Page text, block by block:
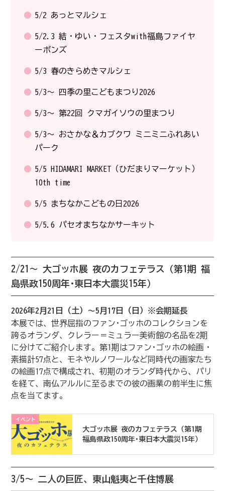
5/2 あっとマルシェ
5/2.3 結・ゆい・フェスタwith福島ファイヤ
ーボンズ
5/3 春のきらめきマルシェ
5/3～ 四季の里こどもまつり2026
5/3～ 第22回 クマガイソウの里まつり
5/3～ おさかな＆カブクワ ミニミニふれあい
パーク
5/5 HIDAMARI MARKET（ひだまりマーケット）
10th time
5/5 まちなかこどもの日2026
5/5.6 パセオまちなかサーキット
2/21～ 大ゴッホ展 夜のカフェテラス（第1期 福
島県政150周年･東日本大震災15年）
2026年2月21日（土）～5月17日（日）※会期延長
本展では、世界屈指のファン･ゴッホのコレクションを
誇るオランダ、クレラー＝ミュラー美術館の名品を2期
に分けてご紹介します。第1期はファン･ゴッホの絵画・
素描計57点と、モネやルノワールなど同時代の画家たち
の絵画17点で構成され、初期のオランダ時代から、パリ
を経て、南仏アルルに至るまでの彼の画業の前半生に焦
点を当てます。
イベント
大ゴッホ展 夜のカフェテラス（第1期
福島県政150周年･東日本大震災15年）
3/5～ 二人の巨匠、東山魁夷と千住博展